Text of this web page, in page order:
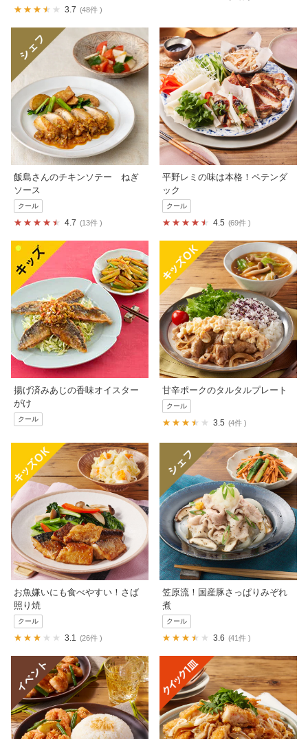
3.7 48件
飯島さんのチキンソテー ねぎ
ソース
クール
4.7 13件
平野レミの味は本格！ペテンダ
ック
クール
4.5 69件
揚げ済みあじの香味オイスター
がけ
クール
甘辛ポークのタルタルプレート
クール
3.5 4件
お魚嫌いにも食べやすい！さば
照り焼
クール
3.1 26件
笠原流！国産豚さっぱりみぞれ
煮
クール
3.6 41件